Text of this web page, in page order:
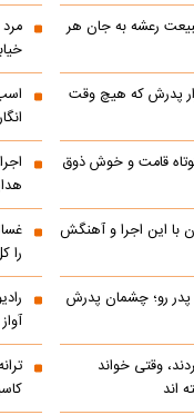
رعشه به جان هر
پدرش که هیچ وقت
قامت و خوش ذوق
با این اجرا و آهنگش
را
پدر رو؛ چشمان پدرش
وقتی خواند
اند